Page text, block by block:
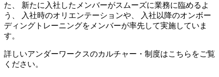
た、 新たに入社したメンバーがスムーズに業務に臨めるよ
う、 入社時のオリエンテーションや、 入社以降のオンボー
ディングトレーニングをメンバーが率先して実施していま
す。
詳しいアンダーワークスのカルチャー・制度はこちらをご覧
ください。